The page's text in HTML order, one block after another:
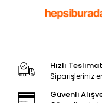
Hızlı Teslimat
Siparişleriniz
Güvenli